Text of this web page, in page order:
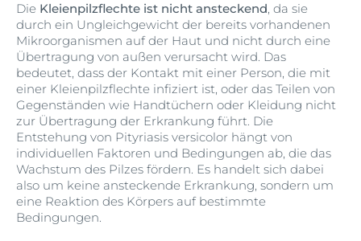
Die Kleienpilzflechte ist nicht ansteckend, da sie
durch ein Ungleichgewicht der bereits vorhandenen
Mikroorganismen auf der Haut und nicht durch eine
Übertragung von außen verursacht wird. Das
bedeutet, dass der Kontakt mit einer Person, die mit
einer Kleienpilzflechte infiziert ist, oder das Teilen von
Gegenständen wie Handtüchern oder Kleidung nicht
zur Übertragung der Erkrankung führt. Die
Entstehung von Pityriasis versicolor hängt von
individuellen Faktoren und Bedingungen ab, die das
Wachstum des Pilzes fördern. Es handelt sich dabei
also um keine ansteckende Erkrankung, sondern um
eine Reaktion des Körpers auf bestimmte
Bedingungen.